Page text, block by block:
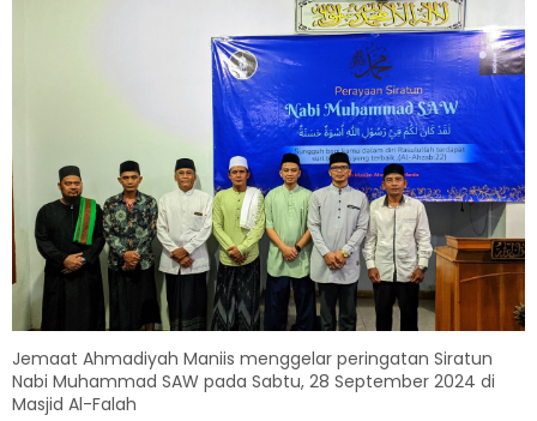
Jemaat Ahmadiyah Maniis menggelar peringatan Siratun
Nabi Muhammad SAW pada Sabtu, 28 September 2024 di
Masjid Al-Falah